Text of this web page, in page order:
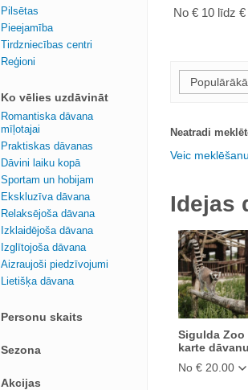
Pilsētas
Pieejamība
Tirdzniecības centri
Reģioni
Ko vēlies uzdāvināt
Romantiska dāvana
mīļotajai
Praktiskas dāvanas
Dāvini laiku kopā
Sportam un hobijam
Ekskluzīva dāvana
Relaksējoša dāvana
Izklaidējoša dāvana
Izglītojoša dāvana
Aizraujoši piedzīvojumi
Lietišķa dāvana
Personu skaits
Sezona
Akcijas
No € 10 līdz €
Neatradi
Veic
Idejas
Sigulda Zoo
karte
No € 20.00